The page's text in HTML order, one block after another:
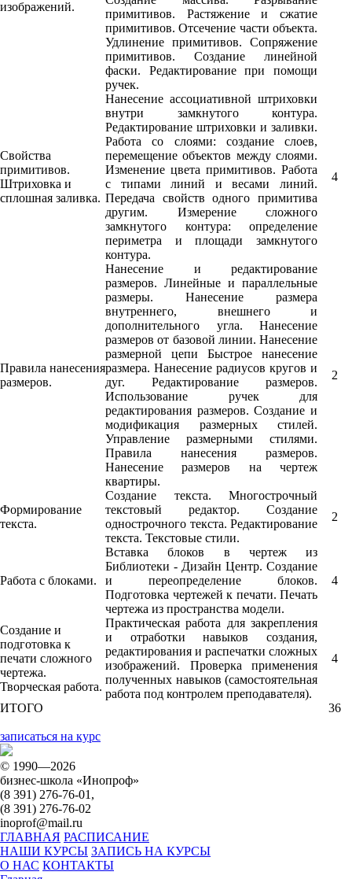
изображений.
примитивов. Растяжение и сжатие
примитивов. Отсечение части объекта.
Удлинение примитивов. Сопряжение
примитивов. Создание линейной
фаски. Редактирование при помощи
ручек.
Свойства
примитивов.
Штриховка и
сплошная заливка.
Нанесение ассоциативной штриховки
внутри замкнутого контура.
Редактирование штриховки и заливки.
Работа со слоями: создание слоев,
перемещение объектов между слоями.
Изменение цвета примитивов. Работа
с типами линий и весами линий.
Передача свойств одного примитива
другим. Измерение сложного
замкнутого контура: определение
периметра и площади замкнутого
контура.
4
Правила нанесения
размеров.
Нанесение и редактирование
размеров. Линейные и параллельные
размеры. Нанесение размера
внутреннего, внешнего и
дополнительного угла. Нанесение
размеров от базовой линии. Нанесение
размерной цепи Быстрое нанесение
размера. Нанесение радиусов кругов и
дуг. Редактирование размеров.
Использование ручек для
редактирования размеров. Создание и
модификация размерных стилей.
Управление размерными стилями.
Правила нанесения размеров.
Нанесение размеров на чертеж
квартиры.
2
Формирование
текста.
Создание текста. Многострочный
текстовый редактор. Создание
однострочного текста. Редактирование
текста. Текстовые стили.
2
Работа с блоками.
Вставка блоков в чертеж из
Библиотеки - Дизайн Центр. Создание
и переопределение блоков.
Подготовка чертежей к печати. Печать
чертежа из пространства модели.
4
Создание и
подготовка к
печати сложного
чертежа.
Творческая работа.
Практическая работа для закрепления
и отработки навыков создания,
редактирования и распечатки сложных
изображений. Проверка применения
полученных навыков (самостоятельная
работа под контролем преподавателя).
4
ИТОГО 36
записаться на курс
© 1990—2026
бизнес-школа «Инопроф»
(8 391) 276-76-01,
(8 391) 276-76-02
inoprof@mail.ru
ГЛАВНАЯ РАСПИСАНИЕ
НАШИ КУРСЫ ЗАПИСЬ НА КУРСЫ
О НАС КОНТАКТЫ